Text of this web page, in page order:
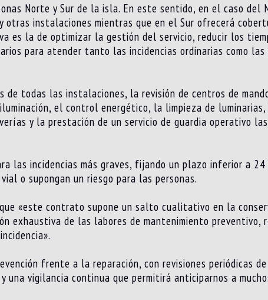
Norte y Sur de la isla. En este sentido, en el caso del
instalaciones mientras que en el Sur ofrecerá
es la de optimizar la gestión del servicio, reducir los
para atender tanto las incidencias ordinarias como
todas las instalaciones, la revisión de centros de
el control energético, la limpieza de
y la prestación de un servicio de guardia operativo
las incidencias más graves, fijando un plazo inferior a
o supongan un riesgo para las personas.
«este contrato supone un salto cualitativo en la
exhaustiva de las labores de mantenimiento preventivo,
frente a la reparación, con revisiones periódicas
vigilancia continua que permitirá anticiparnos a